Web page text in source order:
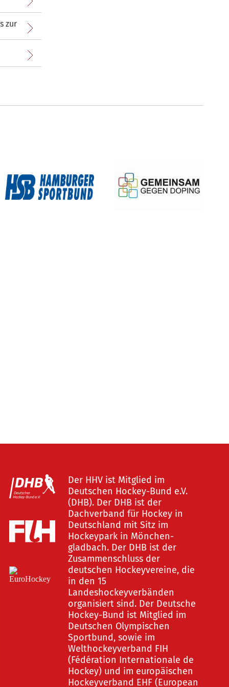
zur
Der HHV ist Mitglied im
Deutschen Hockey-Bund e.V.
(DHB). Der DHB ist der
Dachverband für Hockey in
Deutschland mit Sitz im
Hockeypark in Mönchen-
gladbach. Der DHB ist der
Zusammenschluss der
deutschen Hockeyvereine, die
in den 15
Landeshockeyverbänden
organisiert sind. Der Deutsche
Hockey-Bund ist Mitglied im
Deutschen Olympischen
Sportbund, sowie im
Welthockeyverband FIH
(Fédération Internationale de
Hockey) und im europäischen
Hockeyverband EHF (European